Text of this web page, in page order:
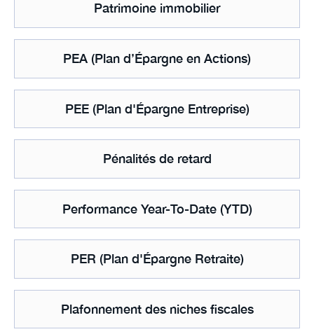
Patrimoine immobilier
PEA (Plan d’Épargne en Actions)
PEE (Plan d'Épargne Entreprise)
Pénalités de retard
Performance Year-To-Date (YTD)
PER (Plan d'Épargne Retraite)
Plafonnement des niches fiscales